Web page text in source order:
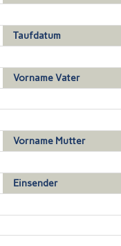
Taufdatum
Vorname Vater
Vorname Mutter
Einsender